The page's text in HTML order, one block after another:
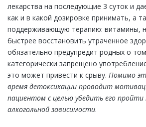
лекарства на последующие 3 суток и
как и в какой дозировке принимать, а
поддерживающую терапию: витамины,
быстрее восстановить утраченное
обязательно предупредит родных о
категорически запрещено
это может привести к срыву. Помимо
время детоксикации проводит
пациентом с целью убедить его пройти
алкогольной зависимости.